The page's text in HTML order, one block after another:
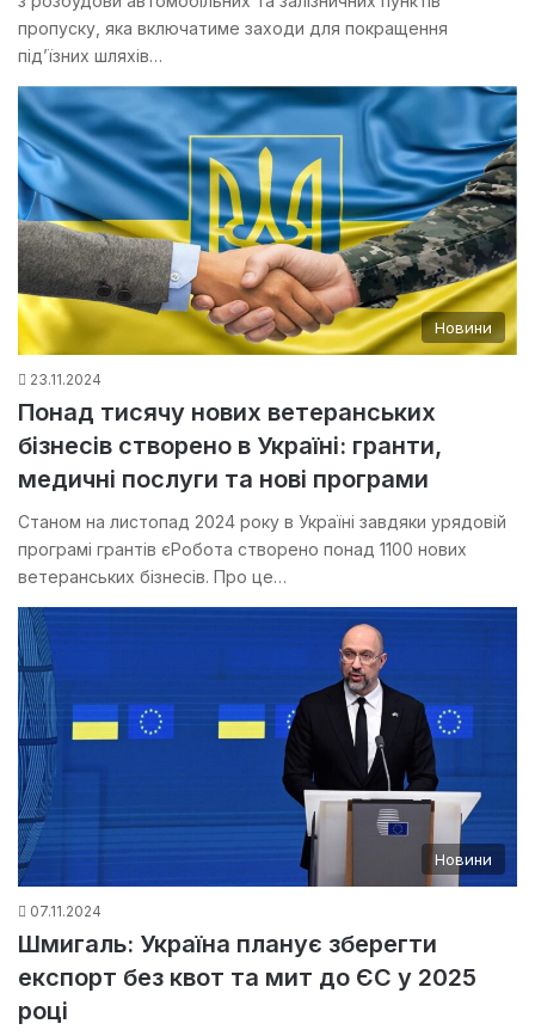
пропуску, яка включатиме заходи для покращення
під’їзних шляхів…
Новини
23.11.2024
Понад тисячу нових ветеранських
бізнесів створено в Україні: гранти,
медичні послуги та нові програми
Станом на листопад 2024 року в Україні завдяки урядовій
програмі грантів єРобота створено понад 1100 нових
ветеранських бізнесів. Про це…
Новини
07.11.2024
Шмигаль: Україна планує зберегти
експорт без квот та мит до ЄС у 2025
році